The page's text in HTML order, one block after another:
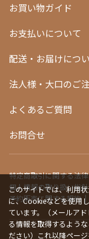
お買い物ガイド
お支払いについて
配送・お届けにつ
法人様・大口のご
よくあるご質問
お問合せ
特定商取引に関する法
個人情報の取り扱い指針
予約販売に関する規約
このサイトでは、利用
に、Cookieなどを使用
ています。（メールア
る情報を取得するよう
ださい）これ以降ペー